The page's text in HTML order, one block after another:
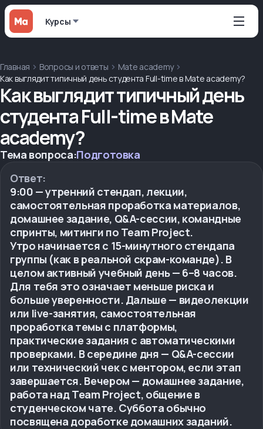
Курсы
Главная Вопросы и ответы
Mate academy
Как выглядит типичный день студента Full-time в Mate academy?
Как выглядит типичный день
студента Full-time в Mate
academy?
Тема вопроса:Подготовка
Ответ:
9:00 — утренний стендап, лекции,
самостоятельная проработка материалов,
домашнее задание, Q&A-сессии, командные
спринты, митинги по Team Project.
Утро начинается с 15-минутного стендапа
группы (как в реальной скрам-команде). В
целом активный учебный день — 6–8 часов.
Для тебя это означает меньше риска и
больше уверенности. Дальше — видеолекции
или live-занятия, самостоятельная
проработка темы с платформы,
практические задания с автоматическими
проверками. В середине дня — Q&A-сессии
или технический чек с ментором, если этап
завершается. Вечером — домашнее задание,
работа над Team Project, общение в
студенческом чате. Суббота обычно
посвящена доработке домашних заданий.